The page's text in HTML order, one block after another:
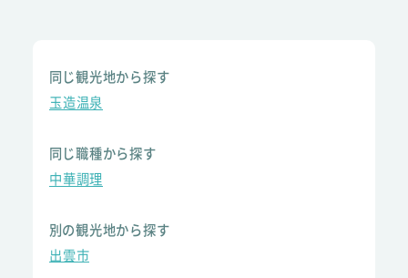
同じ観光地から探す
玉造温泉
同じ職種から探す
中華調理
別の観光地から探す
出雲市